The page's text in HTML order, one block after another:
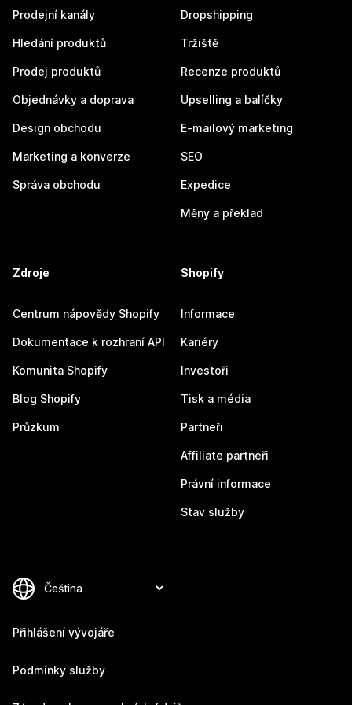
Prodejní kanály
Hledání produktů
Prodej produktů
Objednávky a doprava
Design obchodu
Marketing a konverze
Správa obchodu
Dropshipping
Tržiště
Recenze produktů
Upselling a balíčky
E-mailový marketing
SEO
Expedice
Měny a překlad
Zdroje
Centrum nápovědy Shopify
Dokumentace k rozhraní API
Komunita Shopify
Blog Shopify
Průzkum
Shopify
Informace
Kariéry
Investoři
Tisk a média
Partneři
Affiliate partneři
Právní informace
Stav služby
Přihlášení vývojáře
Podmínky služby